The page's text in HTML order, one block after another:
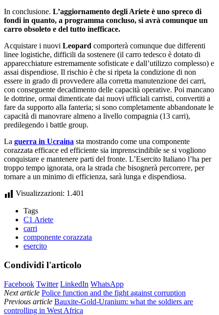
In conclusione. L’aggiornamento degli Ariete è uno spreco di
fondi in quanto, a programma concluso, si avrà comunque un
carro obsoleto e del tutto inefficace.
Acquistare i nuovi Leopard comporterà comunque due differenti
linee logistiche, difficili da sostenere (il carro tedesco è dotato di
apparecchiature estremamente sofisticate e dall’utilizzo complesso) e
assai dispendiose. Il rischio è che si ripeta la condizione di non
essere in grado di provvedere alla corretta manutenzione dei carri,
con conseguente decadimento delle capacità operative. Poi mancano
le dottrine, ormai dimenticate dai nuovi ufficiali carristi, convertiti a
fare da supporto alla fanteria; si sono completamente abbandonate le
capacità di manovrare almeno a livello compagnia (13 carri),
predilegendo i battle group.
La guerra in Ucraina sta mostrando come una componente
corazzata efficace ed efficiente sia imprenscindibile se si vogliono
conquistare e mantenere parti del fronte. L’Esercito Italiano l’ha per
troppo tempo ignorata, ora la strada che bisognerà percorrere, per
tornare a un minimo di efficienza, sarà lunga e dispendiosa.
Visualizzazioni: 1.401
Tags
C1 Ariete
carri
componente corazzata
esercito
Condividi l'articolo
Facebook Twitter LinkedIn WhatsApp
Next article Police function and the fight against corruption
Previous article Bauxite-Gold-Uranium: what the soldiers are
controlling in West Africa